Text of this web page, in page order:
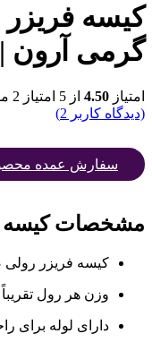
گرمی آرون
امتیاز 4.50 از 5 امتیاز 2
(دیدگاه کاربر 2
)
سفارش عمده
مشخصات کیسه فریزر ۱۰۰۰
کیسه فریزر
وزن هر رول تقریباً 1000 گرم
دارای لوله برای